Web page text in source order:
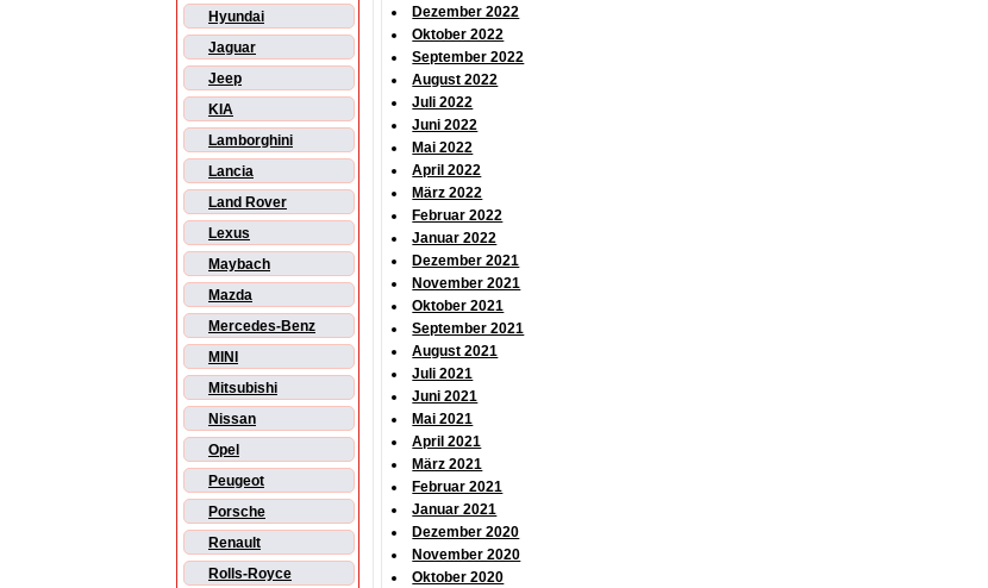
Hyundai
Jaguar
Jeep
KIA
Lamborghini
Lancia
Land Rover
Lexus
Maybach
Mazda
Mercedes-Benz
MINI
Mitsubishi
Nissan
Opel
Peugeot
Porsche
Renault
Rolls-Royce
Dezember 2022
Oktober 2022
September 2022
August 2022
Juli 2022
Juni 2022
Mai 2022
April 2022
März 2022
Februar 2022
Januar 2022
Dezember 2021
November 2021
Oktober 2021
September 2021
August 2021
Juli 2021
Juni 2021
Mai 2021
April 2021
März 2021
Februar 2021
Januar 2021
Dezember 2020
November 2020
Oktober 2020